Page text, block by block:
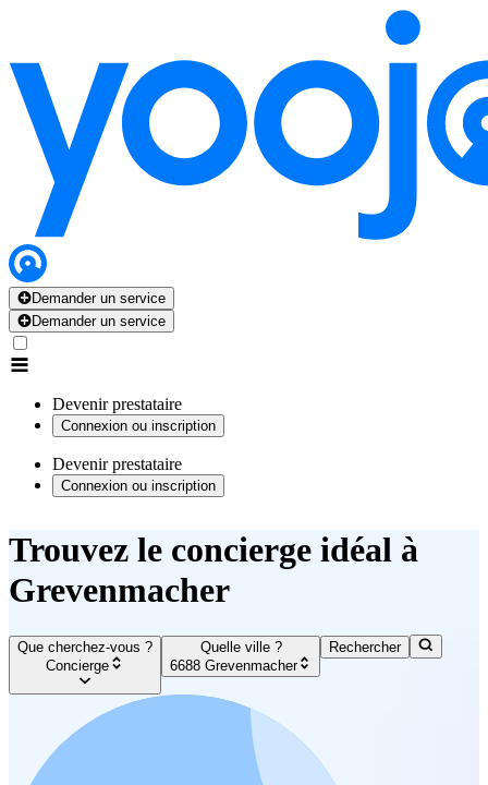
Demander un service
Demander un service
Devenir prestataire
Connexion ou inscription
Devenir prestataire
Connexion ou inscription
Trouvez le concierge idéal à
Grevenmacher
Que cherchez-vous ?
Concierge
Quelle ville ?
6688 Grevenmacher
Rechercher